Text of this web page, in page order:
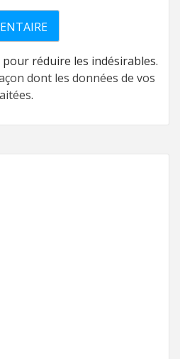
réduire les indésirables.
dont les données de vos
.